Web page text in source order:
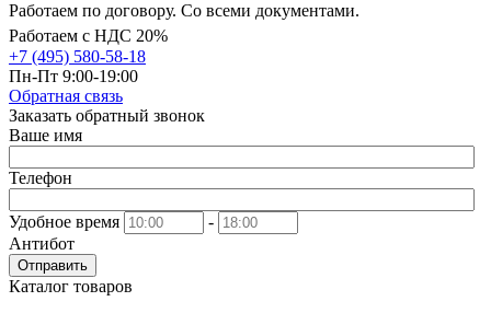
Работаем по договору. Со всеми документами.
Работаем с НДС 20%
+7 (495) 580-58-18
Пн-Пт 9:00-19:00
Обратная связь
Заказать обратный звонок
Ваше имя
Телефон
Удобное время
-
Антибот
Отправить
Каталог товаров